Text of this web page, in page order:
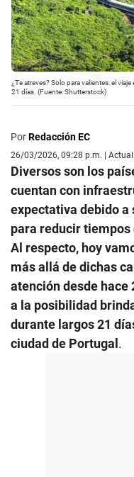
¿Te atreves? Solo para valientes: el
21 días. (Fuente: Shutterstock)
PorRedacción EC
26/03/2026, 09:28 p.m. |
Diversos son los
cuentan con
expectativa debido a
para reducir
Al respecto, hoy
más allá de dichas
atención desde hace
a la posibilidad
durante largos 21
ciudad de Portugal.